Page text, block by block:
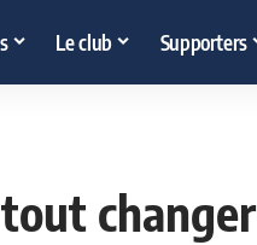
Le club Supporters
changer